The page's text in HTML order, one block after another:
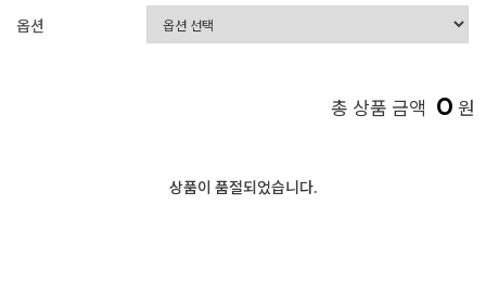
옵션
총 상품 금액 0 원
상품이 품절되었습니다.